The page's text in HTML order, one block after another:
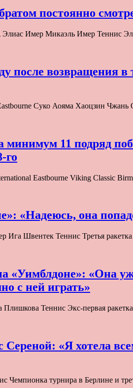
постоянно
Имер Микаэль Имер Теннис
после
Суко Аояма Хаоцзин
минимум 11 подряд
го
Eastbourne Viking Classic
«Надеюсь, она
Ига Швентек Теннис Третья
«Она
с ней играть»
Теннис Экс-первая
«Я хотела
Чемпионка турнира в Берлине и